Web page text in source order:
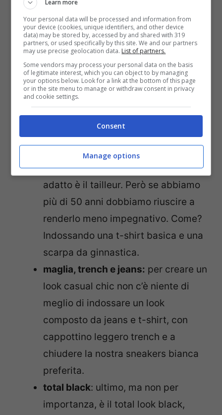
Entriamo subito nel vivo di questa guida di
CheDonna
indossare la sneakers nel nostro look over
50:
tailleur e t-shirt: classico e sempre
adatto è il tailleur. Però se abbiamo
più di 50 anni dobbiamo riuscire a
renderlo meno impegnativo. Come?
Indossando una t-shirt basica e una
scarpa da ginnastica.
maglia, trench e jeans: per creare un
look casual chic non c’è niente di
meglio di indossare un look
composto da jeans e t-shirt, con
cappottino leggero trench e a
chiudere la nostra sneakers bianca
preferita.
total black: ultimo, ma non per
importanza, è il total look black,
Learn more
Your personal data will be processed and information from
your device (cookies, unique identifiers, and other device
data) may be stored by, accessed by and shared with 319
partners, or used specifically by this site. We and our partners
may use precise geolocation data. List of partners.
Some vendors may process your personal data on the basis
of legitimate interest, which you can object to by managing
your options below. Look for a link at the bottom of this page
or in the site menu to manage or withdraw consent in privacy
and cookie settings.
Consent
Manage options